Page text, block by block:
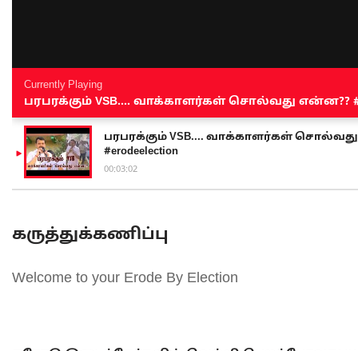
Currently Playing
பரபரக்கும் VSB.... வாக்காளர்கள் சொல்வது என்ன??
பரபரக்கும் VSB.... வாக்காளர்கள் சொல்வது
#erodeelection
00:03:02
கருத்துக்கணிப்பு
Welcome to your Erode By Election